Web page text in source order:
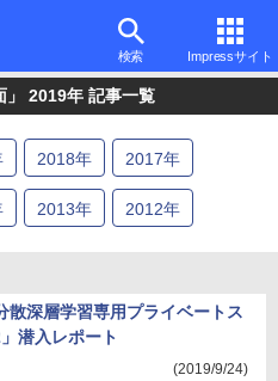
検索 Impressサイト
」 2019年 記事一覧
2018年 2017年
2013年 2012年
散深層学習専用プライベートス
潜入レポート
(2019/9/24)